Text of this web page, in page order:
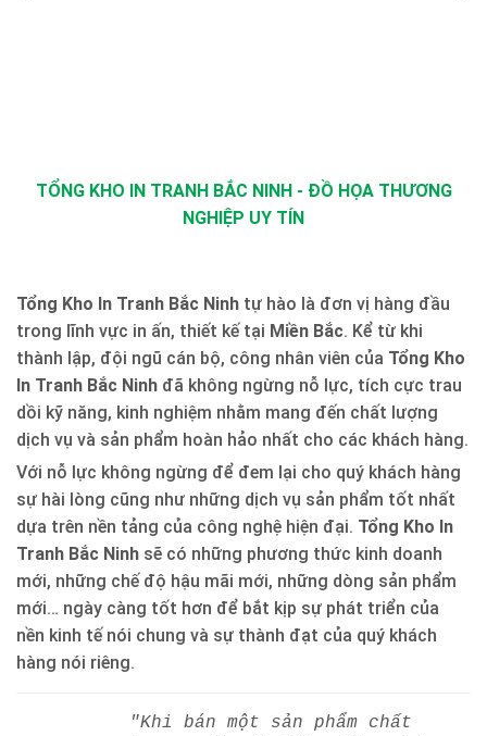
TỔNG KHO IN TRANH BẮC NINH - ĐỒ HỌA THƯƠNG
NGHIỆP UY TÍN
Tổng Kho In Tranh Bắc Ninh tự hào là đơn vị hàng đầu
trong lĩnh vực in ấn, thiết kế tại Miền Bắc. Kể từ khi
thành lập, đội ngũ cán bộ, công nhân viên của Tổng Kho
In Tranh Bắc Ninh đã không ngừng nỗ lực, tích cực trau
dồi kỹ năng, kinh nghiệm nhằm mang đến chất lượng
dịch vụ và sản phẩm hoàn hảo nhất cho các khách hàng.
Với nỗ lực không ngừng để đem lại cho quý khách hàng
sự hài lòng cũng như những dịch vụ sản phẩm tốt nhất
dựa trên nền tảng của công nghệ hiện đại. Tổng Kho In
Tranh Bắc Ninh sẽ có những phương thức kinh doanh
mới, những chế độ hậu mãi mới, những dòng sản phẩm
mới… ngày càng tốt hơn để bắt kịp sự phát triển của
nền kinh tế nói chung và sự thành đạt của quý khách
hàng nói riêng.
"Khi bán một sản phẩm chất